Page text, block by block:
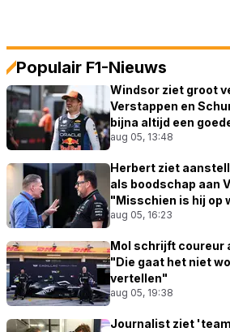
Populair F1-Nieuws
Windsor ziet groot
Verstappen en
bijna altijd een
aug 05, 13:48
Herbert ziet
als boodschap aan
"Misschien is hij op
aug 05, 16:23
Mol schrijft coureur
"Die gaat het niet
vertellen"
aug 05, 19:38
Journalist ziet